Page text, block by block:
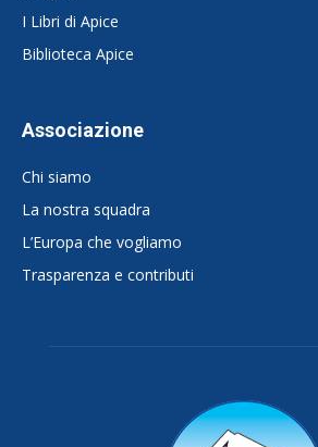
I Libri di Apice
Biblioteca Apice
Associazione
Chi siamo
La nostra squadra
L’Europa che vogliamo
Trasparenza e contributi